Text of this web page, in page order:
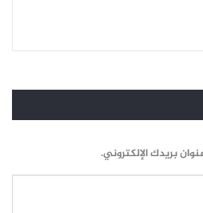
بريدك الإلكتروني.